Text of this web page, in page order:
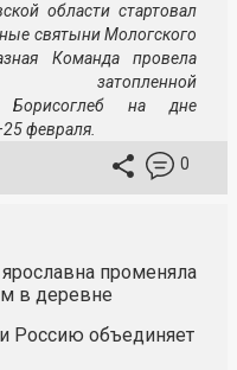
области стартовал
святыни Мологского
Команда провела
Борисоглеб на дне
февраля
0
ярославна променяла
в деревне
Россию объединяет